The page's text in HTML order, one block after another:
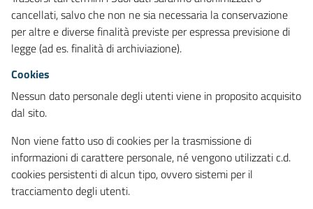
cancellati, salvo che non ne sia necessaria la conservazione
per altre e diverse finalità previste per espressa previsione di
legge (ad es. finalità di archiviazione).
Cookies
Nessun dato personale degli utenti viene in proposito acquisito
dal sito.
Non viene fatto uso di cookies per la trasmissione di
informazioni di carattere personale, né vengono utilizzati c.d.
cookies persistenti di alcun tipo, ovvero sistemi per il
tracciamento degli utenti.